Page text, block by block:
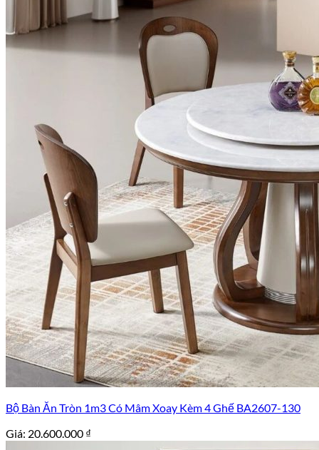
Bộ Bàn Ăn Tròn 1m3 Có Mâm Xoay Kèm 4 Ghế BA2607-130
Giá: 20.600.000 ₫